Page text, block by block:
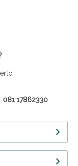
081 17862330